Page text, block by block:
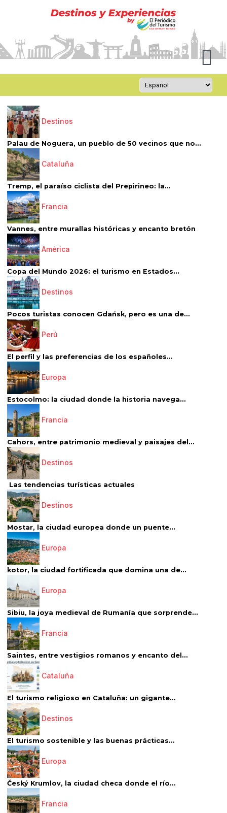
Destinos
Palau de Noguera, un pueblo de 50 vecinos que no...
Cataluña
Tremp, el paraíso ciclista del Prepirineo: la...
Francia
Vannes, entre murallas históricas y encanto bretón
América
Copa del Mundo 2026: el turismo en Estados...
Destinos
Pocos turistas conocen Gdańsk, pero es una de...
Perú
El perfil y las preferencias de los españoles...
Europa
Estocolmo: la ciudad donde la historia navega...
Francia
Cahors, entre patrimonio medieval y paisajes del...
Destinos
Las tendencias turísticas actuales
Destinos
Mostar, la ciudad europea donde un puente...
Europa
kotor, la ciudad fortificada que domina una de...
Europa
Sibiu, la joya medieval de Rumanía que sorprende...
Francia
Saintes, entre vestigios romanos y encanto del...
Cataluña
El turismo religioso en Cataluña: un gigante...
Destinos
El turismo sostenible y las buenas prácticas...
Europa
Český Krumlov, la ciudad checa donde el río...
Francia